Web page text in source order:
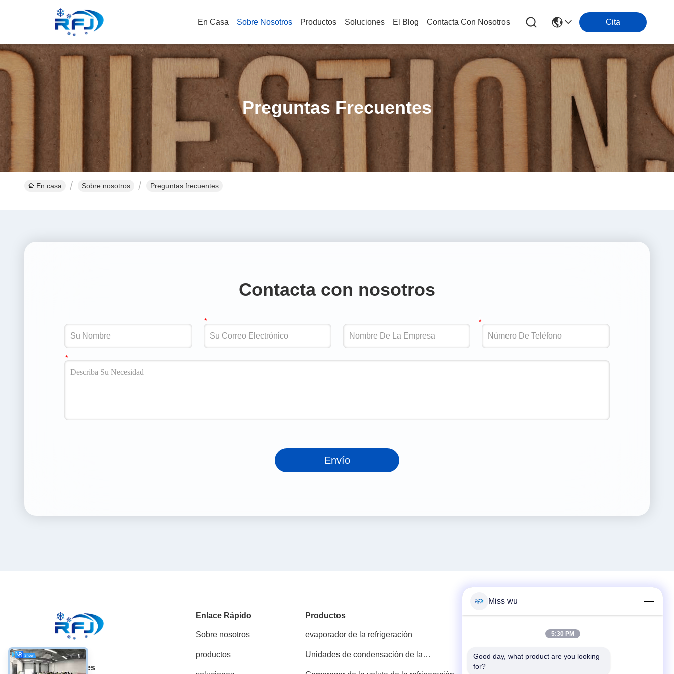
En Casa Sobre Nosotros Productos Soluciones El Blog Contacta Con Nosotros Cita
Preguntas Frecuentes
En casa Sobre nosotros Preguntas frecuentes
Contacta con nosotros
Envío
Las redes sociales
Enlace Rápido
Sobre nosotros
productos
Productos
evaporador de la refrigeración
Unidades de condensación de la
Contacto rápido
Miss wu
5:30 PM
Good day, what product are you looking
for?